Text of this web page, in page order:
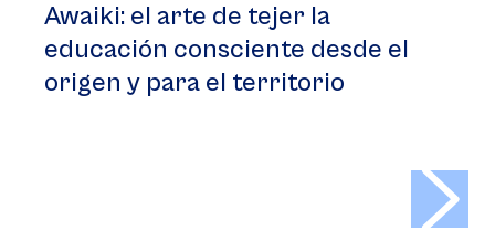
Awaiki: el arte de tejer la
educación consciente desde el
origen y para el territorio